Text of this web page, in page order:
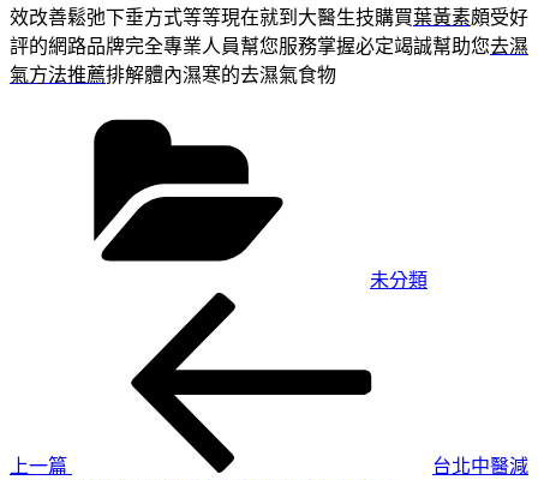
效改善鬆弛下垂方式等等現在就到大醫生技購買葉黃素頗受好
評的網路品牌完全專業人員幫您服務掌握必定竭誠幫助您去濕
氣方法推薦排解體內濕寒的去濕氣食物
未分類
上一篇
台北中醫減